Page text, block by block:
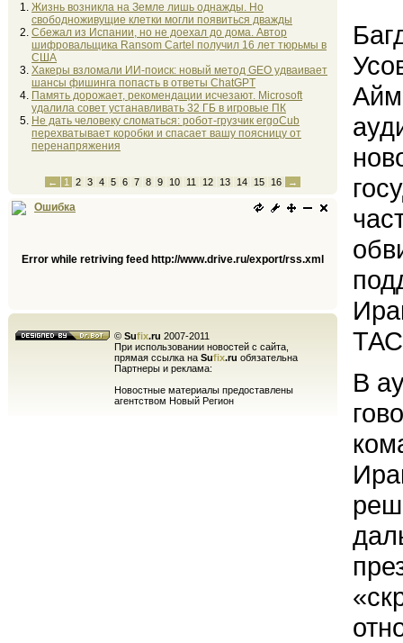
Жизнь возникла на Земле лишь однажды. Но
свободноживущие клетки могли появиться дважды
Сбежал из Испании, но не доехал до дома. Автор
шифровальщика Ransom Cartel получил 16 лет тюрьмы в
США
Хакеры взломали ИИ-поиск: новый метод GEO удваивает
шансы фишинга попасть в ответы ChatGPT
Память дорожает, рекомендации исчезают. Microsoft
удалила совет устанавливать 32 ГБ в игровые ПК
Не дать человеку сломаться: робот-грузчик ergoCub
перехватывает коробки и спасает вашу поясницу от
перенапряжения
← 1 2 3 4 5 6 7 8 9 10 11 12 13 14 15 16 →
Ошибка
Error while retriving feed http://www.drive.ru/export/rss.xml
© Sufix.ru 2007-2011
При использовании новостей с сайта,
прямая ссылка на Sufix.ru обязательна
Партнеры и реклама:
Новостные материалы предоставлены
агентством Новый Регион
В